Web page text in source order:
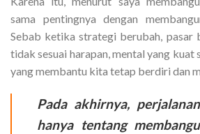
sama pentingnya dengan
Sebab ketika strategi berubah, pasar
tidak sesuai harapan, mental yang kuat
yang membantu kita tetap berdiri dan
Pada akhirnya,
hanya tentang